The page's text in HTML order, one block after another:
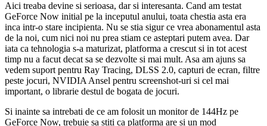
Aici treaba devine si serioasa, dar si interesanta. Cand am testat
GeForce Now initial pe la inceputul anului, toata chestia asta era
inca intr-o stare incipienta. Nu se stia sigur ce vrea abonamentul asta
de la noi, cum nici noi nu prea stiam ce asteptari putem avea. Dar
iata ca tehnologia s-a maturizat, platforma a crescut si in tot acest
timp nu a facut decat sa se dezvolte si mai mult. Asa am ajuns sa
vedem suport pentru Ray Tracing, DLSS 2.0, capturi de ecran, filtre
peste jocuri, NVIDIA Ansel pentru screenshot-uri si cel mai
important, o librarie destul de bogata de jocuri.
Si inainte sa intrebati de ce am folosit un monitor de 144Hz pe
GeForce Now, trebuie sa stiti ca platforma are si un mod